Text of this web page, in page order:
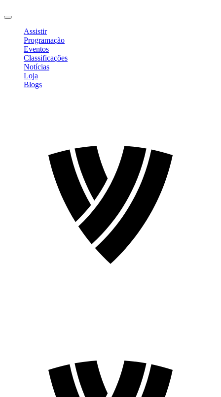
Assistir
Programação
Eventos
Classificações
Notícias
Loja
Blogs